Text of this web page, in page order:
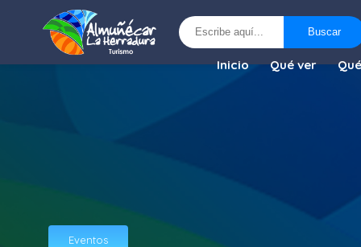
Buscar
Inicio Qué ver
Eventos